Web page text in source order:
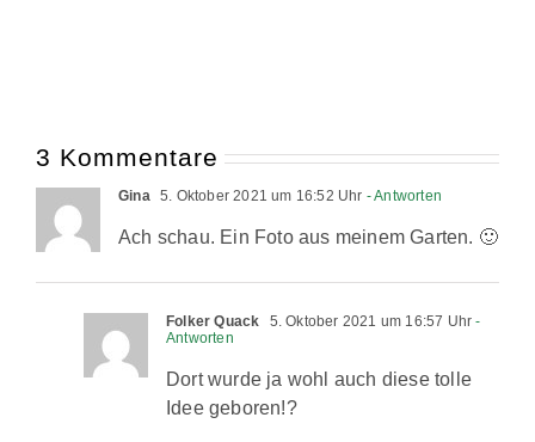
3 Kommentare
Gina 5. Oktober 2021 um 16:52 Uhr - Antworten
Ach schau. Ein Foto aus meinem Garten. 🙂
Folker Quack 5. Oktober 2021 um 16:57 Uhr -
Antworten
Dort wurde ja wohl auch diese tolle
Idee geboren!?